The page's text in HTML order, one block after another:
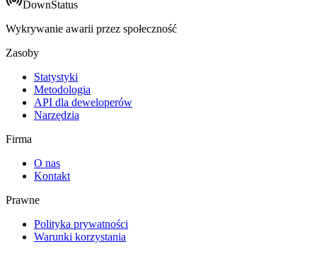
DownStatus
Wykrywanie awarii przez społeczność
Zasoby
Statystyki
Metodologia
API dla deweloperów
Narzędzia
Firma
O nas
Kontakt
Prawne
Polityka prywatności
Warunki korzystania